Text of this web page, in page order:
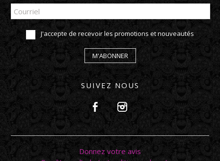
J'accepte de recevoir les promotions et nouveautés
M'ABONNER
SUIVEZ NOUS
Donnez votre avis